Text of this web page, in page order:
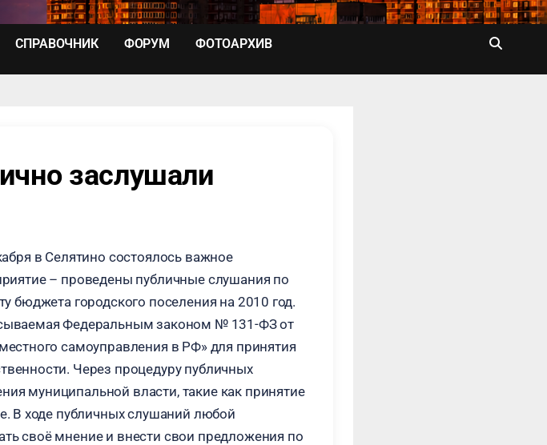
СПРАВОЧНИК ФОРУМ ФОТОАРХИВ
заслушали
в Селятино состоялось важное
– проведены публичные слушания по
бюджета городского поселения на 2010 год.
Федеральным законом № 131-ФЗ от
самоуправления в РФ» для принятия
Через процедуру публичных
муниципальной власти, такие как принятие
В ходе публичных слушаний любой
своё мнение и внести свои предложения по